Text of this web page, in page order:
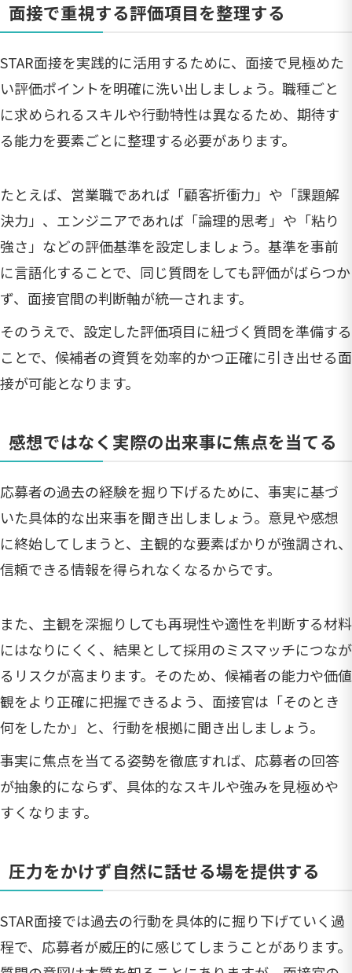
面接で重視する評価項目を整理する
STAR面接を実践的に活用するために、面接で見極めた
い評価ポイントを明確に洗い出しましょう。職種ごと
に求められるスキルや行動特性は異なるため、期待す
る能力を要素ごとに整理する必要があります。
たとえば、営業職であれば「顧客折衝力」や「課題解
決力」、エンジニアであれば「論理的思考」や「粘り
強さ」などの評価基準を設定しましょう。基準を事前
に言語化することで、同じ質問をしても評価がばらつか
ず、面接官間の判断軸が統一されます。
そのうえで、設定した評価項目に紐づく質問を準備する
ことで、候補者の資質を効率的かつ正確に引き出せる面
接が可能となります。
感想ではなく実際の出来事に焦点を当てる
応募者の過去の経験を掘り下げるために、事実に基づ
いた具体的な出来事を聞き出しましょう。意見や感想
に終始してしまうと、主観的な要素ばかりが強調され、
信頼できる情報を得られなくなるからです。
また、主観を深掘りしても再現性や適性を判断する材料
にはなりにくく、結果として採用のミスマッチにつなが
るリスクが高まります。そのため、候補者の能力や価値
観をより正確に把握できるよう、面接官は「そのとき
何をしたか」と、行動を根拠に聞き出しましょう。
事実に焦点を当てる姿勢を徹底すれば、応募者の回答
が抽象的にならず、具体的なスキルや強みを見極めや
すくなります。
圧力をかけず自然に話せる場を提供する
STAR面接では過去の行動を具体的に掘り下げていく過
程で、応募者が威圧的に感じてしまうことがあります。